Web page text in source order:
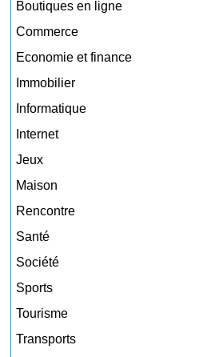
Boutiques en ligne
Commerce
Economie et finance
Immobilier
Informatique
Internet
Jeux
Maison
Rencontre
Santé
Société
Sports
Tourisme
Transports